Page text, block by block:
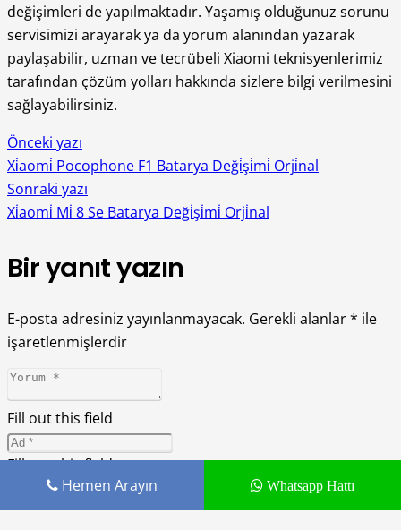
değişimleri de yapılmaktadır. Yaşamış olduğunuz sorunu
servisimizi arayarak ya da yorum alanından yazarak
paylaşabilir, uzman ve tecrübeli Xiaomi teknisyenlerimiz
tarafından çözüm yolları hakkında sizlere bilgi verilmesini
sağlayabilirsiniz.
Önceki yazı
Xi̇aomi̇ Pocophone F1 Batarya Deği̇şi̇mi̇ Orji̇nal
Sonraki yazı
Xi̇aomi̇ Mi̇ 8 Se Batarya Deği̇şi̇mi̇ Orji̇nal
Bir yanıt yazın
E-posta adresiniz yayınlanmayacak. Gerekli alanlar* ile
işaretlenmişlerdir
Fill out this field
Fill out this field
Lütfen geçerli bir e-posta adresi yazın.
Hemen Arayın Whatsapp Hattı